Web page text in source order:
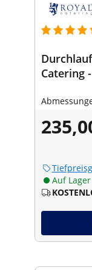
Catering
Auf Lager